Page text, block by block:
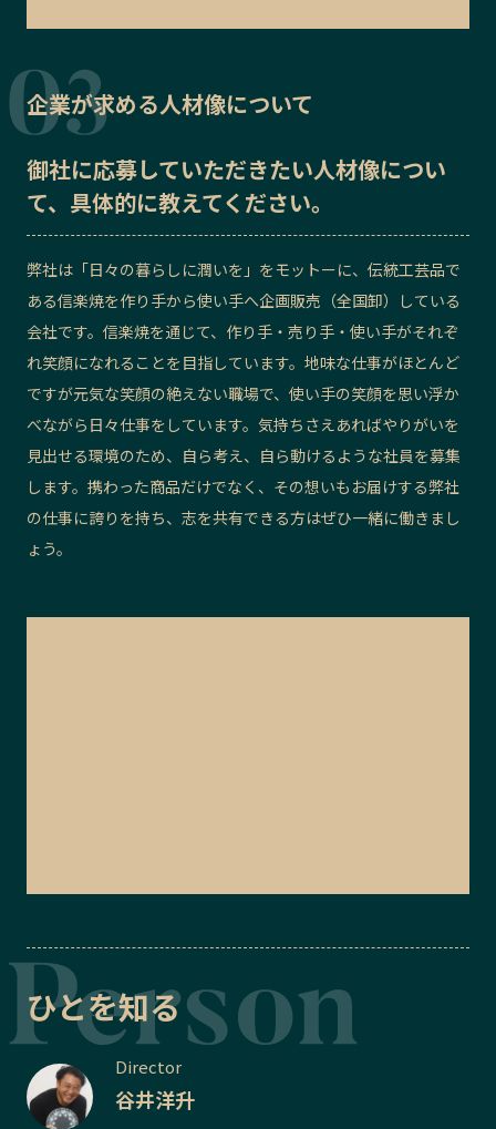
企業が求める人材像について
御社に応募していただきたい人材像につい
て、具体的に教えてください。
弊社は「日々の暮らしに潤いを」をモットーに、伝統工芸品で
ある信楽焼を作り手から使い手へ企画販売（全国卸）している
会社です。信楽焼を通じて、作り手・売り手・使い手がそれぞ
れ笑顔になれることを目指しています。地味な仕事がほとんど
ですが元気な笑顔の絶えない職場で、使い手の笑顔を思い浮か
べながら日々仕事をしています。気持ちさえあればやりがいを
見出せる環境のため、自ら考え、自ら動けるような社員を募集
します。携わった商品だけでなく、その想いもお届けする弊社
の仕事に誇りを持ち、志を共有できる方はぜひ一緒に働きまし
ょう。
ひとを知る
Director
谷井洋升